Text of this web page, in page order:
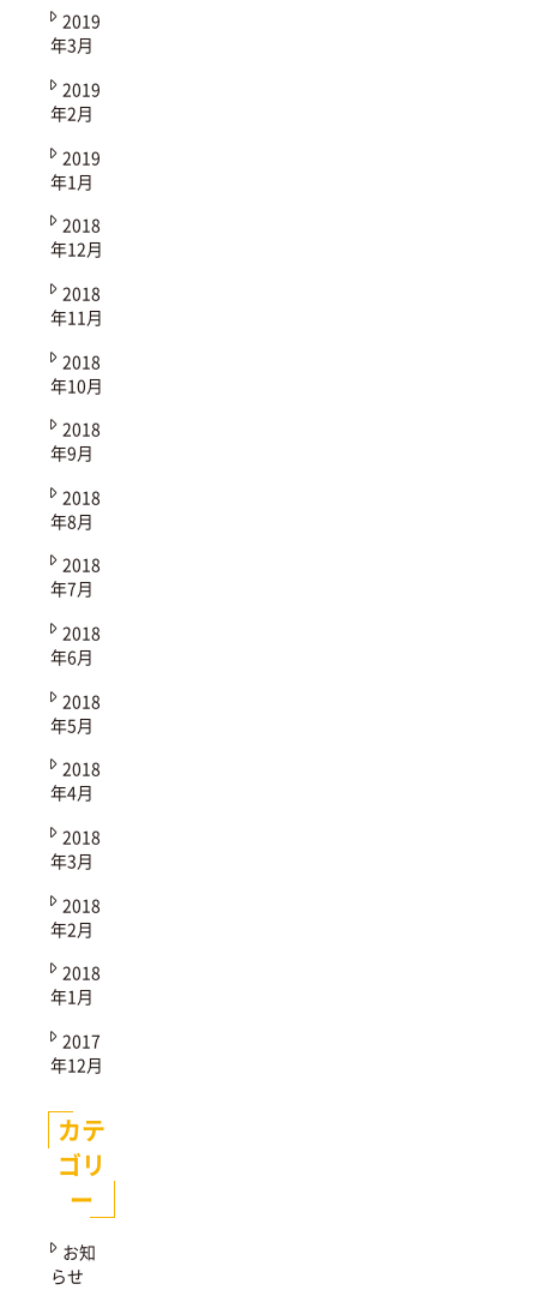
2019
年3月
2019
年2月
2019
年1月
2018
年12月
2018
年11月
2018
年10月
2018
年9月
2018
年8月
2018
年7月
2018
年6月
2018
年5月
2018
年4月
2018
年3月
2018
年2月
2018
年1月
2017
年12月
カテ
ゴリ
ー
お知
らせ